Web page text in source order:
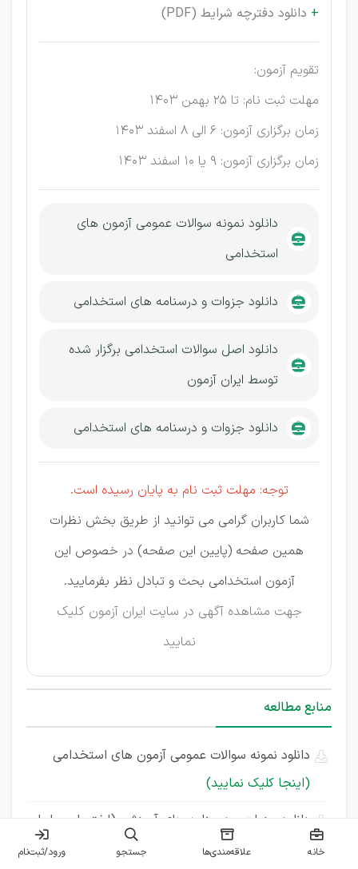
+ دانلود دفترچه شرایط (PDF)
تقویم آزمون:
مهلت ثبت نام: تا 25 بهمن 1403
زمان برگزاری آزمون: 6 الی 8 اسفند 1403
زمان برگزاری آزمون: 9 یا 10 اسفند 1403
دانلود نمونه سوالات عمومی آزمون های
استخدامی
دانلود جزوات و درسنامه های استخدامی
دانلود اصل سوالات استخدامی برگزار شده
توسط ایران آزمون
دانلود جزوات و درسنامه های استخدامی
توجه: مهلت ثبت نام به پایان رسیده است.
شما کاربران گرامی می توانید از طریق بخش نظرات
همین صفحه (پایین این صفحه) در خصوص این
آزمون استخدامی بحث و تبادل نظر بفرمایید.
جهت مشاهده آگهی در سایت ایران آزمونکلیک
نمایید
منابع مطالعه
دانلود نمونه سوالات عمومی آزمون های استخدامی
(اینجا کلیک نمایید)
دانلود جزوات و درسنامه های آموزشی (اختصاصی ایران
استخدام)
(اینجا کلیک نمایید) خانه علاقه‌مندی‌ها جستجو ورود/ثبت‌نام